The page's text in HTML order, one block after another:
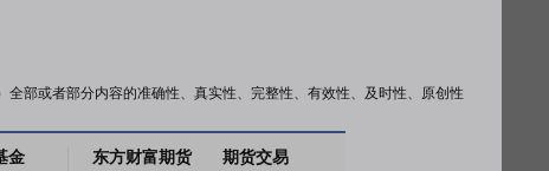
部或者部分内容的准确性、真实性、完整性、有效性、及时性、原创性
金 东方财富期货 期货交易